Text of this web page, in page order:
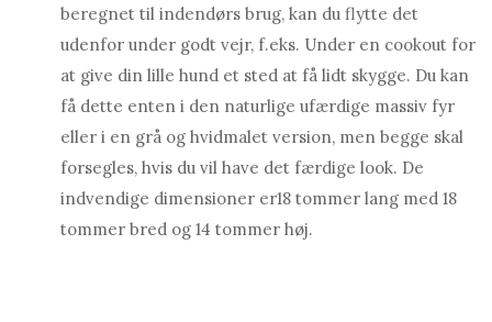
beregnet til indendørs brug, kan du flytte det
udenfor under godt vejr, f.eks. Under en cookout for
at give din lille hund et sted at få lidt skygge. Du kan
få dette enten i den naturlige ufærdige massiv fyr
eller i en grå og hvidmalet version, men begge skal
forsegles, hvis du vil have det færdige look. De
indvendige dimensioner er18 tommer lang med 18
tommer bred og 14 tommer høj.